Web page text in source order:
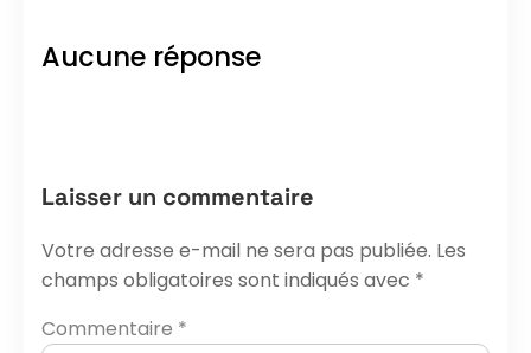
Aucune réponse
Laisser un commentaire
Votre adresse e-mail ne sera pas publiée. Les
champs obligatoires sont indiqués avec *
Commentaire *